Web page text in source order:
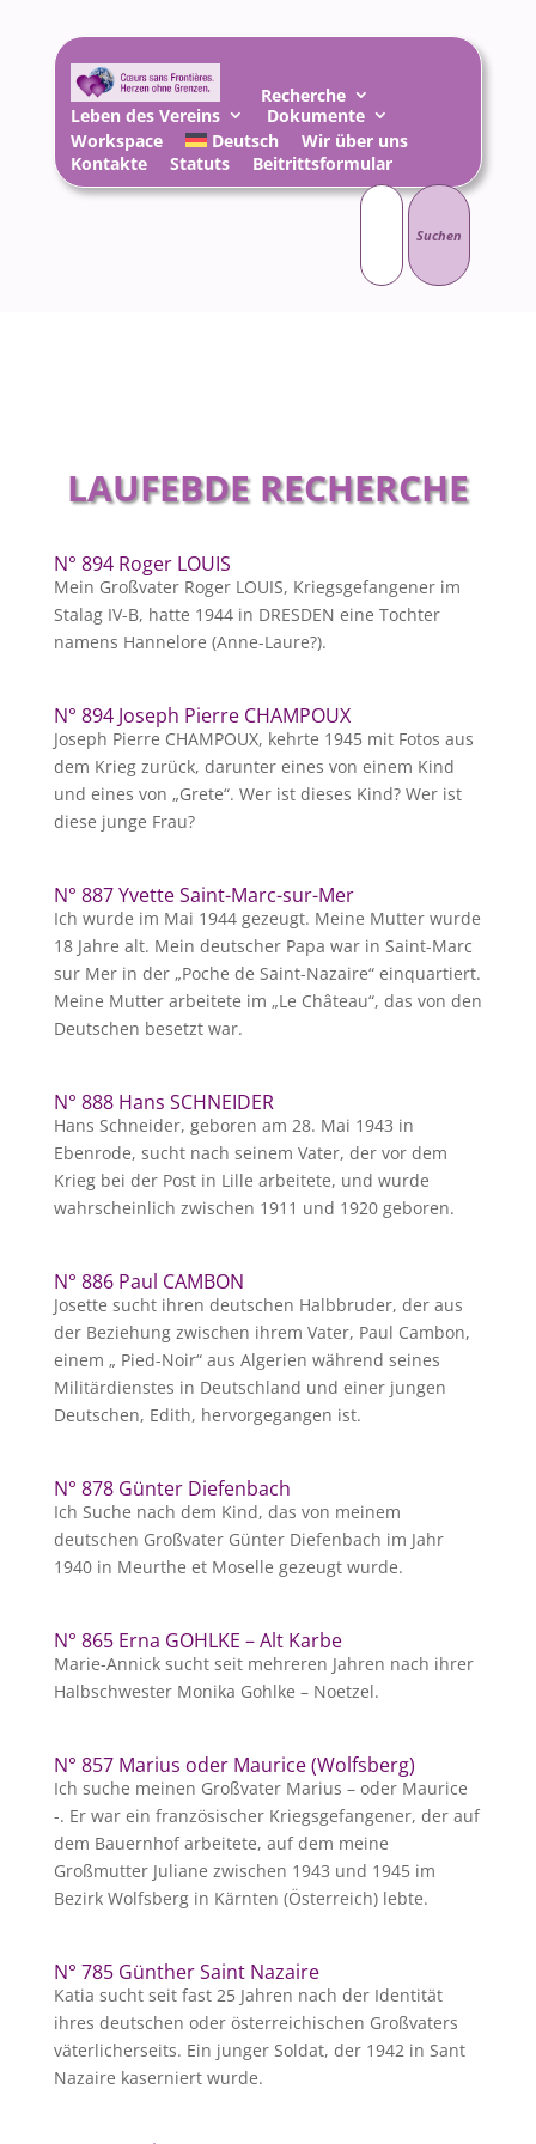
Recherche
Leben des Vereins
Dokumente
Workspace
Deutsch
Wir über uns
Kontakte
Statuts
Beitrittsformular
Suchen
nach:
LAUFEBDE RECHERCHE
N° 894 Roger LOUIS
Mein Großvater Roger LOUIS, Kriegsgefangener im
Stalag IV-B, hatte 1944 in DRESDEN eine Tochter
namens Hannelore (Anne-Laure?).
N° 894 Joseph Pierre CHAMPOUX
Joseph Pierre CHAMPOUX, kehrte 1945 mit Fotos aus
dem Krieg zurück, darunter eines von einem Kind
und eines von „Grete“. Wer ist dieses Kind? Wer ist
diese junge Frau?
N° 887 Yvette Saint-Marc-sur-Mer
Ich wurde im Mai 1944 gezeugt. Meine Mutter wurde
18 Jahre alt. Mein deutscher Papa war in Saint-Marc
sur Mer in der „Poche de Saint-Nazaire“ einquartiert.
Meine Mutter arbeitete im „Le Château“, das von den
Deutschen besetzt war.
N° 888 Hans SCHNEIDER
Hans Schneider, geboren am 28. Mai 1943 in
Ebenrode, sucht nach seinem Vater, der vor dem
Krieg bei der Post in Lille arbeitete, und wurde
wahrscheinlich zwischen 1911 und 1920 geboren.
N° 886 Paul CAMBON
Josette sucht ihren deutschen Halbbruder, der aus
der Beziehung zwischen ihrem Vater, Paul Cambon,
einem „ Pied-Noir“ aus Algerien während seines
Militärdienstes in Deutschland und einer jungen
Deutschen, Edith, hervorgegangen ist.
N° 878 Günter Diefenbach
Ich Suche nach dem Kind, das von meinem
deutschen Großvater Günter Diefenbach im Jahr
1940 in Meurthe et Moselle gezeugt wurde.
N° 865 Erna GOHLKE – Alt Karbe
Marie-Annick sucht seit mehreren Jahren nach ihrer
Halbschwester Monika Gohlke – Noetzel.
N° 857 Marius oder Maurice (Wolfsberg)
Ich suche meinen Großvater Marius – oder Maurice
-. Er war ein französischer Kriegsgefangener, der auf
dem Bauernhof arbeitete, auf dem meine
Großmutter Juliane zwischen 1943 und 1945 im
Bezirk Wolfsberg in Kärnten (Österreich) lebte.
N° 785 Günther Saint Nazaire
Katia sucht seit fast 25 Jahren nach der Identität
ihres deutschen oder österreichischen Großvaters
väterlicherseits. Ein junger Soldat, der 1942 in Sant
Nazaire kaserniert wurde.